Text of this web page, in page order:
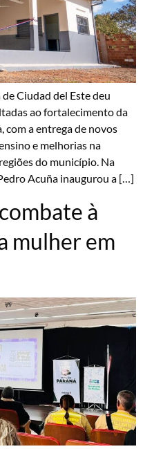
Ciudad del Este deu
ao fortalecimento da
a entrega de novos
e melhorias na
do município. Na
Acuña inaugurou a […]
à
mulher em